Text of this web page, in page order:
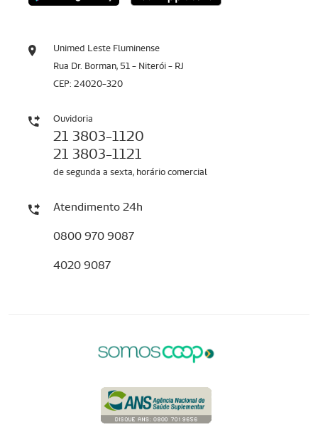
Unimed Leste Fluminense
Rua Dr. Borman, 51 - Niterói - RJ
CEP: 24020-320
Ouvidoria
21 3803-1120
21 3803-1121
de segunda a sexta, horário comercial
Atendimento 24h
0800 970 9087
4020 9087